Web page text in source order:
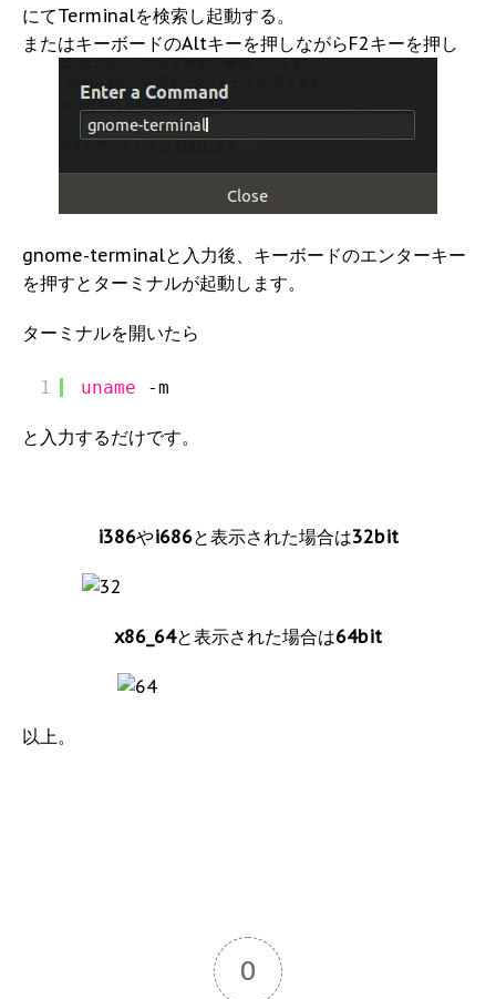
にてTerminalを検索し起動する。
またはキーボードのAltキーを押しながらF2キーを押し
gnome-terminalと入力後、キーボードのエンターキー
を押すとターミナルが起動します。
ターミナルを開いたら
1 uname -m
と入力するだけです。
i386やi686と表示された場合は32bit
x86_64と表示された場合は64bit
以上。
0